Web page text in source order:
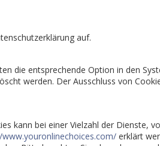
auf.
die entsprechende Option in den
werden. Der Ausschluss von
kann bei einer Vielzahl der Dienste,
erklärt